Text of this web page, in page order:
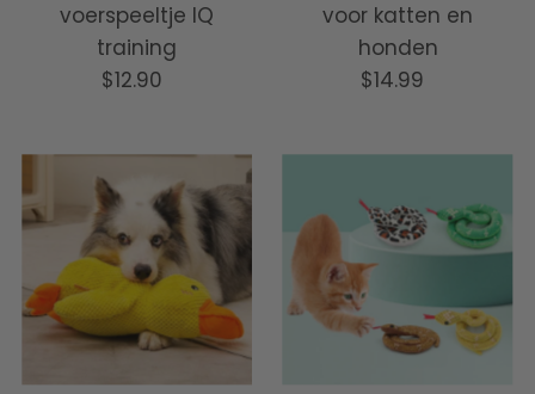
voerspeeltje IQ
training
Normale
$12.90
voor katten en
honden
Normale
$14.99